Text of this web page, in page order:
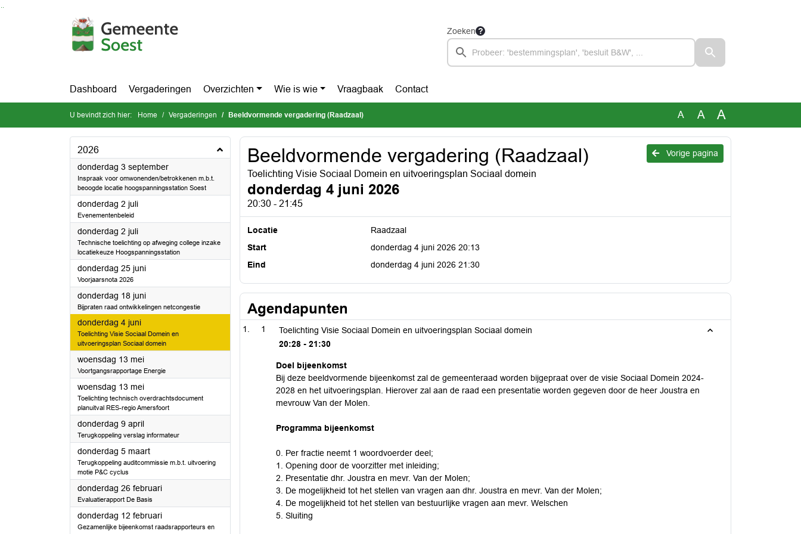
Zoeken
Dashboard Vergaderingen Overzichten Wie is wie Vraagbaak Contact
U bevindt zich hier: Home Vergaderingen Beeldvormende vergadering (Raadzaal) A A A
2026
donderdag 3 september2026
Inspraak voor omwonenden/betrokkenen m.b.t.
beoogde locatie hoogspanningsstation Soest
donderdag 2 juli2026
Evenementenbeleid
donderdag 2 juli2026
Technische toelichting op afweging college inzake
locatiekeuze Hoogspanningsstation
donderdag 25 juni2026
Voorjaarsnota 2026
donderdag 18 juni2026
Bijpraten raad ontwikkelingen netcongestie
donderdag 4 juni2026
Toelichting Visie Sociaal Domein en
uitvoeringsplan Sociaal domein
woensdag 13 mei2026
Voortgangsrapportage Energie
woensdag 13 mei2026
Toelichting technisch overdrachtsdocument
planuitval RES-regio Amersfoort
donderdag 9 april2026
Terugkoppeling verslag informateur
donderdag 5 maart2026
Terugkoppeling auditcommissie m.b.t. uitvoering
motie P&C cyclus
donderdag 26 februari2026
Evaluatierapport De Basis
donderdag 12 februari2026
Gezamenlijke bijeenkomst raadsrapporteurs en
Vorige pagina
Beeldvormende vergadering (Raadzaal)
Toelichting Visie Sociaal Domein en uitvoeringsplan Sociaal domein
donderdag 4 juni 2026
20:30 - 21:45
Locatie
Raadzaal
Start
donderdag 4 juni 2026 20:13
Eind
donderdag 4 juni 2026 21:30
Agendapunten
1
Toelichting Visie Sociaal Domein en uitvoeringsplan Sociaal domein
20:28 - 21:30
Doel bijeenkomst
Bij deze beeldvormende bijeenkomst zal de gemeenteraad worden bijgepraat over de visie Sociaal Domein 2024-
2028 en het uitvoeringsplan. Hierover zal aan de raad een presentatie worden gegeven door de heer Joustra en
mevrouw Van der Molen.
Programma bijeenkomst
0. Per fractie neemt 1 woordvoerder deel;
1. Opening door de voorzitter met inleiding;
2. Presentatie dhr. Joustra en mevr. Van der Molen;
3. De mogelijkheid tot het stellen van vragen aan dhr. Joustra en mevr. Van der Molen;
4. De mogelijkheid tot het stellen van bestuurlijke vragen aan mevr. Welschen
5. Sluiting